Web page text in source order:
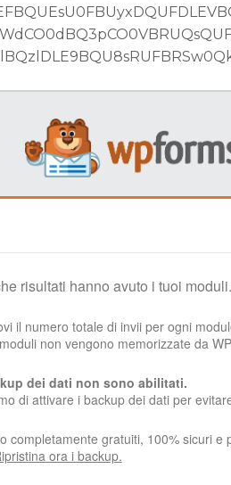
risultati hanno avuto i tuoi moduli.
il numero totale di invii per ogni
non vengono memorizzate da
dei dati non sono abilitati.
di attivare i backup dei dati per
completamente gratuiti, 100% sicuri e
ora i backup.